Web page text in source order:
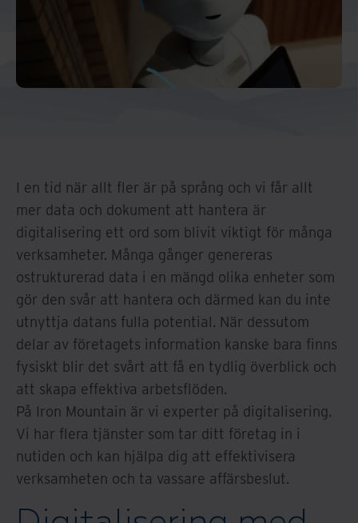
I en tid när allt fler är på språng och vi får allt
mer data och dokument att hantera är
digitalisering ett ord som blivit viktigt för många
verksamheter. Många gånger genereras
ostrukturerad data i en mängd olika enheter som
gör den svår att hantera och därmed kan du inte
utnyttja datans fulla potential. När dessutom
delar av företagets information kanske bara finns
fysiskt blir det svårt att få en tydlig överblick och
att skapa effektiva arbetsflöden.
På Iron Mountain är vi experter på digitalisering.
Vi har flera tjänster som tar ditt företag in i
nutiden och kan hjälpa dig att effektivisera
verksamheten och ta vassare affärsbeslut.